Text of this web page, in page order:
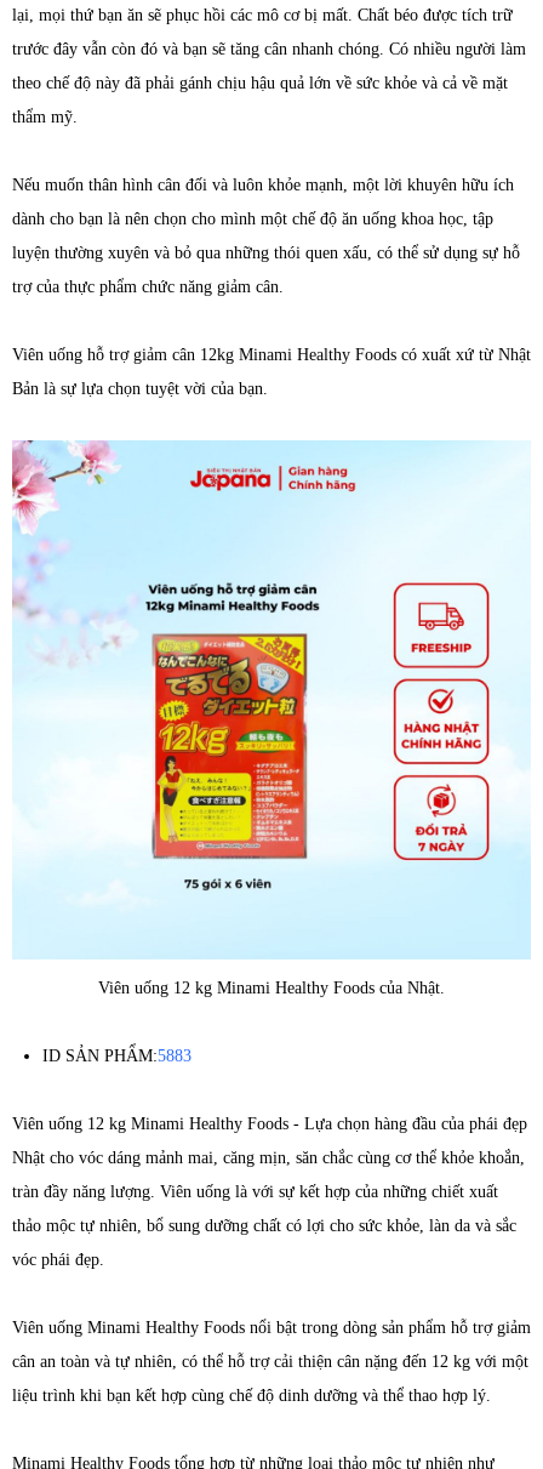
lại, mọi thứ bạn ăn sẽ phục hồi các mô cơ bị mất. Chất béo được tích trữ
trước đây vẫn còn đó và bạn sẽ tăng cân nhanh chóng. Có nhiều người làm
theo chế độ này đã phải gánh chịu hậu quả lớn về sức khỏe và cả về mặt
thẩm mỹ.
Nếu muốn thân hình cân đối và luôn khỏe mạnh, một lời khuyên hữu ích
dành cho bạn là nên chọn cho mình một chế độ ăn uống khoa học, tập
luyện thường xuyên và bỏ qua những thói quen xấu, có thể sử dụng sự hỗ
trợ của thực phẩm chức năng giảm cân.
Viên uống hỗ trợ giảm cân 12kg Minami Healthy Foods có xuất xứ từ Nhật
Bản là sự lựa chọn tuyệt vời của bạn.
Viên uống 12 kg Minami Healthy Foods của Nhật.
ID SẢN PHẨM:5883
Viên uống 12 kg Minami Healthy Foods - Lựa chọn hàng đầu của phái đẹp
Nhật cho vóc dáng mảnh mai, căng mịn, săn chắc cùng cơ thể khỏe khoắn,
tràn đầy năng lượng. Viên uống là với sự kết hợp của những chiết xuất
thảo mộc tự nhiên, bổ sung dưỡng chất có lợi cho sức khỏe, làn da và sắc
vóc phái đẹp.
Viên uống Minami Healthy Foods nổi bật trong dòng sản phẩm hỗ trợ giảm
cân an toàn và tự nhiên, có thể hỗ trợ cải thiện cân nặng đến 12 kg với một
liệu trình khi bạn kết hợp cùng chế độ dinh dưỡng và thể thao hợp lý.
Minami Healthy Foods tổng hợp từ những loại thảo mộc tự nhiên như